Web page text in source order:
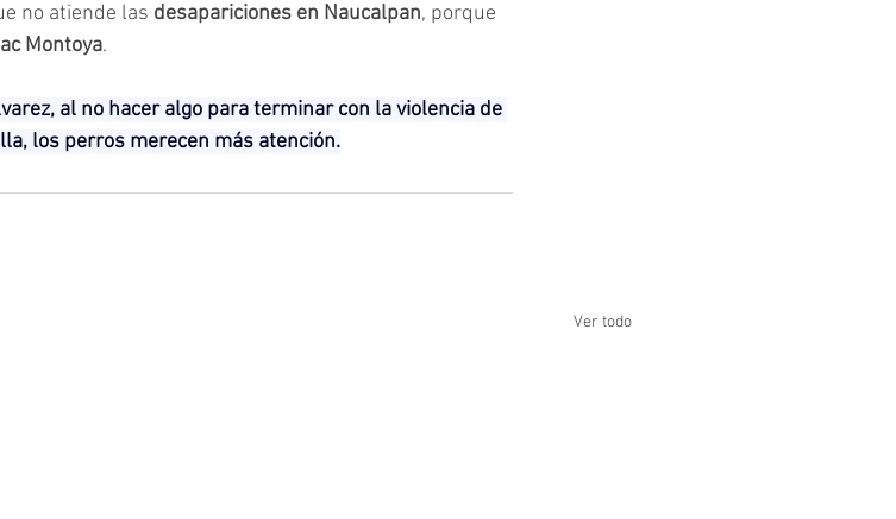
no atiende las desapariciones en Naucalpan, porque
Montoya.
al no hacer algo para terminar con la violencia de
los perros merecen más atención.
Ver todo